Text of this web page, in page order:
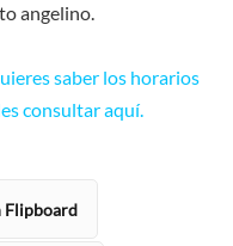
angelino.
saber los horarios
consultar aquí.
Flipboard